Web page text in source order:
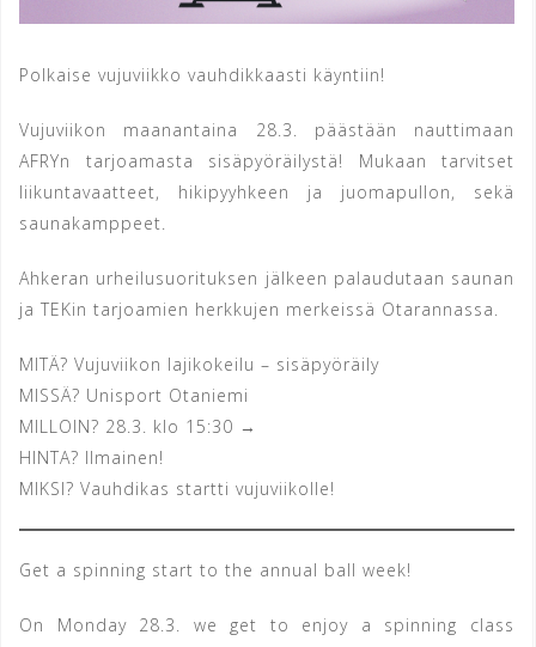
Polkaise vujuviikko vauhdikkaasti käyntiin!
Vujuviikon maanantaina 28.3. päästään nauttimaan
AFRYn tarjoamasta sisäpyöräilystä! Mukaan tarvitset
liikuntavaatteet, hikipyyhkeen ja juomapullon, sekä
saunakamppeet.
Ahkeran urheilusuorituksen jälkeen palaudutaan saunan
ja TEKin tarjoamien herkkujen merkeissä Otarannassa.
MITÄ? Vujuviikon lajikokeilu – sisäpyöräily
MISSÄ? Unisport Otaniemi
MILLOIN? 28.3. klo 15:30 →
HINTA? Ilmainen!
MIKSI? Vauhdikas startti vujuviikolle!
Get a spinning start to the annual ball week!
On Monday 28.3. we get to enjoy a spinning class